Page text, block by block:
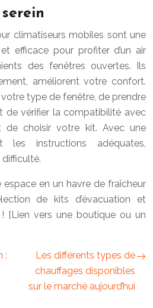
climatiseurs mobiles sont une
efficace pour profiter d’un air
des fenêtres ouvertes. Ils
améliorent votre confort.
votre type de fenêtre, de prendre
de vérifier la compatibilité avec
de choisir votre kit. Avec une
les instructions adéquates,
difficulté.
en un havre de fraîcheur
de kits d’évacuation et
! [Lien vers une boutique ou un
:
Les différents types de
chauffages disponibles
sur le marché aujourd’hui